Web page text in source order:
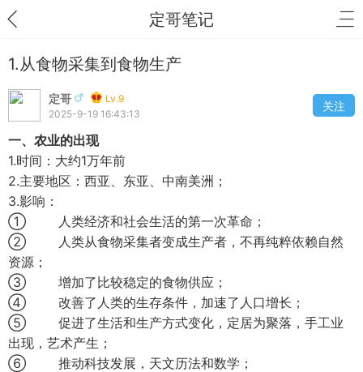
定哥笔记
1.从食物采集到食物生产
定哥
Lv.9
2025-9-19 16:43:13
关注
一、农业的出现
1.时间：大约1万年前
2.主要地区：西亚、东亚、中南美洲；
3.影响：
① 人类经济和社会生活的第一次革命；
② 人类从食物采集者变成生产者，不再纯粹依赖自然
资源；
③ 增加了比较稳定的食物供应；
④ 改善了人类的生存条件，加速了人口增长；
⑤ 促进了生活和生产方式变化，定居为聚落，手工业
出现，艺术产生；
⑥ 推动科技发展，天文历法和数学；